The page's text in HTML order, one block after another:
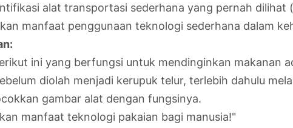
alat transportasi sederhana yang pernah dilihat
manfaat penggunaan teknologi sederhana dalam
ini yang berfungsi untuk mendinginkan makanan
diolah menjadi kerupuk telur, terlebih dahulu
gambar alat dengan fungsinya.
manfaat teknologi pakaian bagi manusia!"